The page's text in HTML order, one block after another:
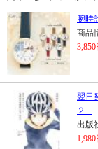
腕時
商品
3,850
翌日
２...
出版
1,980